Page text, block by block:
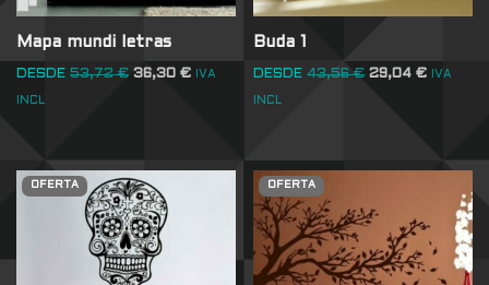
Mapa mundi letras
DESDE 53,72€ 36,30 € IVA
INCL
Buda 1
DESDE 43,56€ 29,04€ IVA
INCL
OFERTA OFERTA